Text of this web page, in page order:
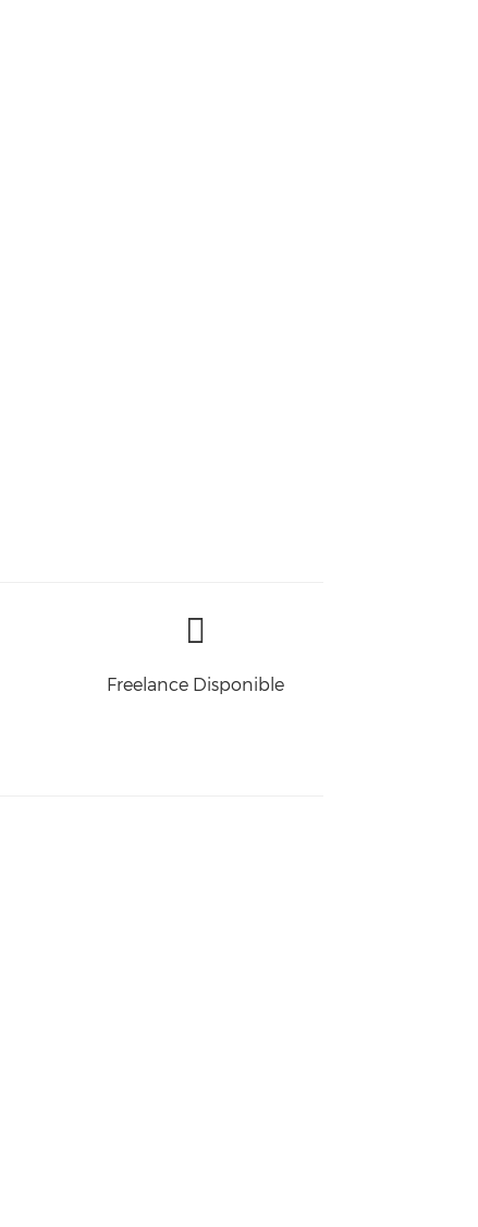
Freelance Disponible